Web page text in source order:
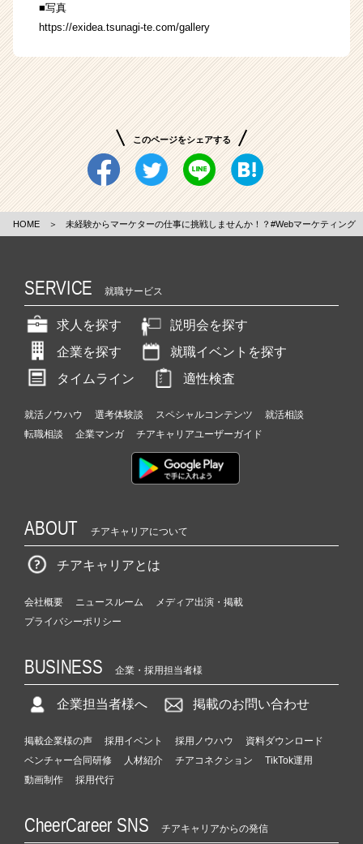
■写真
https://exidea.tsunagi-te.com/gallery
このページをシェアする
HOME ＞ 未経験からマーケターの仕事に挑戦しませんか！？#Webマーケティング
SERVICE 就職サービス
求人を探す
説明会を探す
企業を探す
就職イベントを探す
タイムライン
適性検査
就活ノウハウ 選考体験談 スペシャルコンテンツ
就活相談
転職相談
企業マンガ チアキャリアユーザーガイド
ABOUT チアキャリアについて
チアキャリアとは
会社概要 ニュースルーム
メディア出演・掲載
プライバシーポリシー
BUSINESS 企業・採用担当者様
企業担当者様へ 掲載のお問い合わせ
掲載企業様の声 採用イベント 採用ノウハウ
資料ダウンロード
ベンチャー合同研修
人材紹介 チアコネクション
TikTok運用
動画制作
採用代行
CheerCareer SNS チアキャリアからの発信